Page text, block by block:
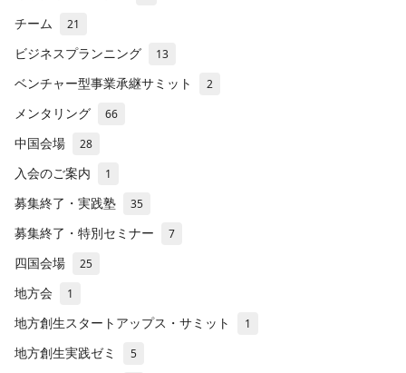
チーム 21
ビジネスプランニング 13
ベンチャー型事業承継サミット 2
メンタリング 66
中国会場 28
入会のご案内 1
募集終了・実践塾 35
募集終了・特別セミナー 7
四国会場 25
地方会 1
地方創生スタートアップス・サミット 1
地方創生実践ゼミ 5